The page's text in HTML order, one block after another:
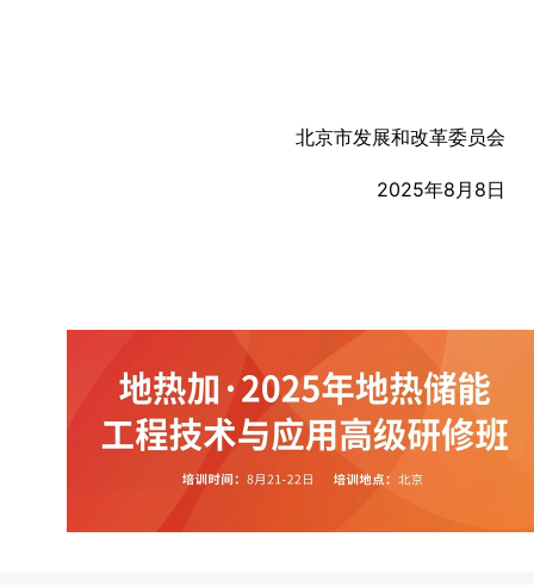
北京市发展和改革委员会
2025年8月8日